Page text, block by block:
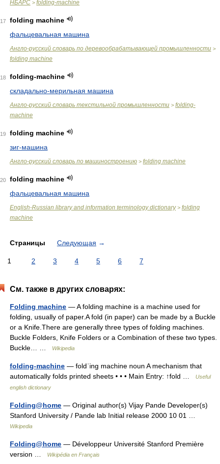
НБАРС > folding-machine
17
folding machine
фальцевальная машина
Англо-русский словарь по деревообрабатывающей промышленности >
folding machine
18
folding-machine
складально-мерильная машина
Англо-русский словарь текстильной промышленности > folding-
machine
19
folding machine
зиг-машина
Англо-русский словарь по машиностроению > folding machine
20
folding machine
фальцевальная машина
English-Russian library and information terminology dictionary> folding
machine
Страницы Следующая →
1 2 3 4 5 6 7
См. также в других словарях:
Folding machine — A folding machine is a machine used for
folding, usually of paper.A fold (in paper) can be made by a Buckle
or a Knife.There are generally three types of folding machines.
Buckle Folders, Knife Folders or a Combination of these two types.
Buckle… …
Wikipedia
folding-machine — foldˈing machine noun A mechanism that
automatically folds printed sheets • • • Main Entry: ↑fold …
Useful
english dictionary
Folding@home — Original author(s) Vijay Pande Developer(s)
Stanford University / Pande lab Initial release 2000 10 01 …
Wikipedia
Folding@home — Développeur Université Stanford Première
version …
Wikipédia en Français